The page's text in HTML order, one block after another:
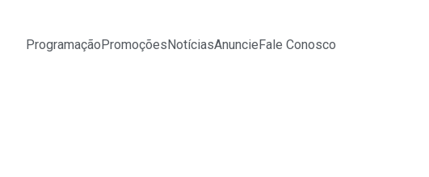
ProgramaçãoPromoçõesNotíciasAnuncieFale Conosco